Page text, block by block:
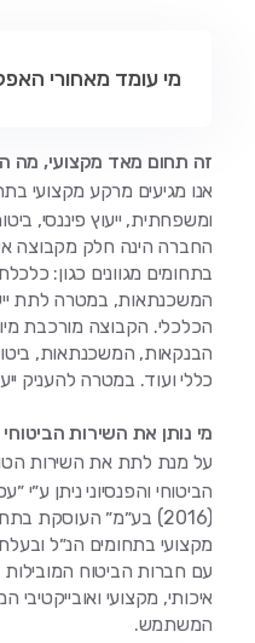
מי עומד מאחורי
זה תחום מאד מקצועי, מה
אנו מגיעים מרקע מקצועי
ומשפחתית, ייעוץ פיננסי,
החברה הינה חלק מקבוצה
בתחומים מגוונים כגון:
המשכנתאות, במטרה לתת
הכלכלי. הקבוצה מורכבת
הבנקאות, המשכנתאות, ביטוח,
כללי ועוד. במטרה להעניק
מי נותן את השירות הביטוחי
על מנת לתת את השירות
הביטוחי והפנסיוני ניתן
(2016) בע״מ״ העוסקת
מקצועי בתחומים הנ״ל
עם חברות הביטוח
איכותי, מקצועי ואובייקטיבי
המשתמש.